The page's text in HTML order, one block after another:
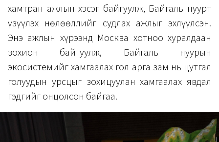
хамтран ажлын хэсэг байгуулж, Байгаль нуурт
үзүүлэх нөлөөллийг судлах ажлыг эхлүүлсэн.
Энэ ажлын хүрээнд Москва хотноо хуралдаан
зохион байгуулж, Байгаль нуурын
экосистемийг хамгаалах гол арга зам нь цутгал
голуудын урсцыг зохицуулан хамгаалах явдал
гэдгийг онцолсон байгаа.